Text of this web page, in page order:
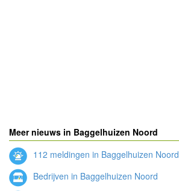
Meer nieuws in Baggelhuizen Noord
112 meldingen in Baggelhuizen Noord
Bedrijven in Baggelhuizen Noord